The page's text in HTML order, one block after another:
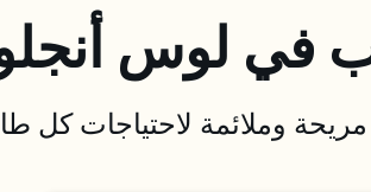
في لوس
وملائمة لاحتياجات كل